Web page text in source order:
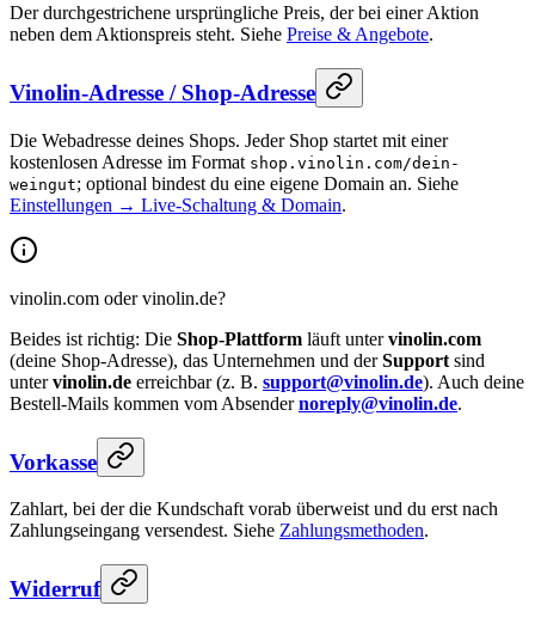
Der durchgestrichene ursprüngliche Preis, der bei einer Aktion
neben dem Aktionspreis steht. Siehe Preise & Angebote.
Vinolin-Adresse / Shop-Adresse
Die Webadresse deines Shops. Jeder Shop startet mit einer
kostenlosen Adresse im Format shop.vinolin.com/dein-
weingut; optional bindest du eine eigene Domain an. Siehe
Einstellungen → Live-Schaltung & Domain.
vinolin.com oder vinolin.de?
Beides ist richtig: Die Shop-Plattform läuft untervinolin.com
(deine Shop-Adresse), das Unternehmen und derSupport sind
untervinolin.de erreichbar (z. B. support@vinolin.de). Auch deine
Bestell-Mails kommen vom Absendernoreply@vinolin.de.
Vorkasse
Zahlart, bei der die Kundschaft vorab überweist und du erst nach
Zahlungseingang versendest. Siehe Zahlungsmethoden.
Widerruf